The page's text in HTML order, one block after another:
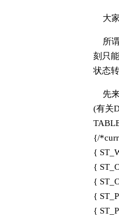
大
所
刻只
状态
先
(有关
{/
{
{
{
{
{